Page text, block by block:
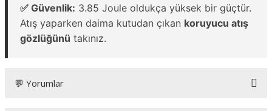
✅ Güvenlik: 3.85 Joule oldukça yüksek bir güçtür.
Atış yaparken daima kutudan çıkan koruyucu atış
gözlüğünü takınız.
💬 Yorumlar